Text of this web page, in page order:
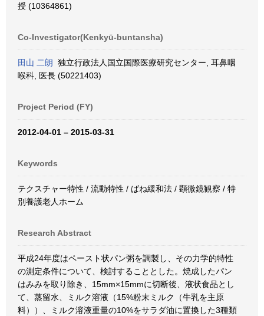
授 (10364861)
Co-Investigator(Kenkyū-buntansha)
田山 二朗 独立行政法人国立国際医療研究センター, 耳鼻咽
喉科, 医長 (50221403)
Project Period (FY)
2012-04-01 – 2015-03-31
Keywords
テクスチャー特性 / 流動特性 / ばね緩和法 / 顕微鏡観察 / 特
別養護老人ホーム
Research Abstract
平成24年度はペースト状パン粥を調製し、その力学的特性
の測定条件について、検討することとした。焼成したパン
はみみを取り除き、15mm×15mmに切断後、液状食品とし
て、蒸留水、ミルク溶液（15%粉末ミルク（牛乳を主原
料））、ミルク溶液重量の10%をサラダ油に置換した3種類